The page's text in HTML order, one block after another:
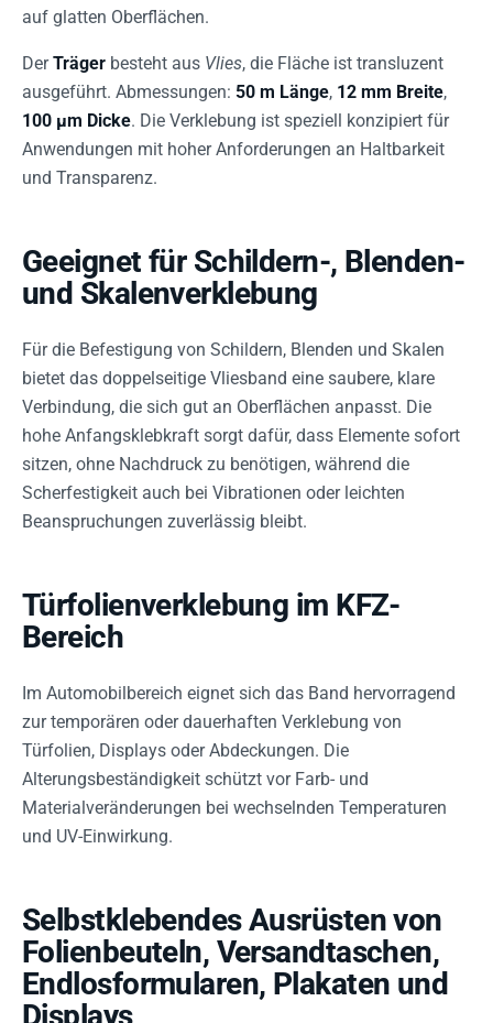
auf glatten Oberflächen.
DerTräger besteht aus Vlies, die Fläche ist transluzent
ausgeführt. Abmessungen: 50 m Länge, 12 mm Breite,
100 µm Dicke. Die Verklebung ist speziell konzipiert für
Anwendungen mit hoher Anforderungen an Haltbarkeit
und Transparenz.
Geeignet für Schildern-, Blenden-
und Skalenverklebung
Für die Befestigung von Schildern, Blenden und Skalen
bietet das doppelseitige Vliesband eine saubere, klare
Verbindung, die sich gut an Oberflächen anpasst. Die
hohe Anfangsklebkraft sorgt dafür, dass Elemente sofort
sitzen, ohne Nachdruck zu benötigen, während die
Scherfestigkeit auch bei Vibrationen oder leichten
Beanspruchungen zuverlässig bleibt.
Türfolienverklebung im KFZ-
Bereich
Im Automobilbereich eignet sich das Band hervorragend
zur temporären oder dauerhaften Verklebung von
Türfolien, Displays oder Abdeckungen. Die
Alterungsbeständigkeit schützt vor Farb- und
Materialveränderungen bei wechselnden Temperaturen
und UV-Einwirkung.
Selbstklebendes Ausrüsten von
Folienbeuteln, Versandtaschen,
Endlosformularen, Plakaten und